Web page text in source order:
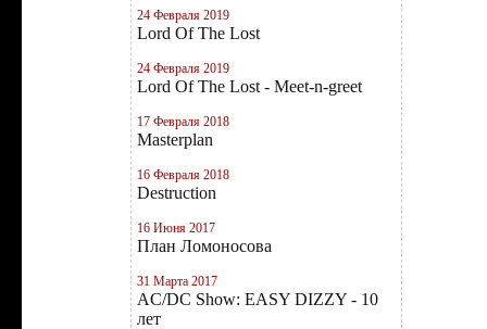
24 Февраля 2019
Lord Of The Lost
24 Февраля 2019
Lord Of The Lost - Meet-n-greet
17 Февраля 2018
Masterplan
16 Февраля 2018
Destruction
16 Июня 2017
План Ломоносова
31 Марта 2017
AC/DC Show: EASY DIZZY - 10
лет